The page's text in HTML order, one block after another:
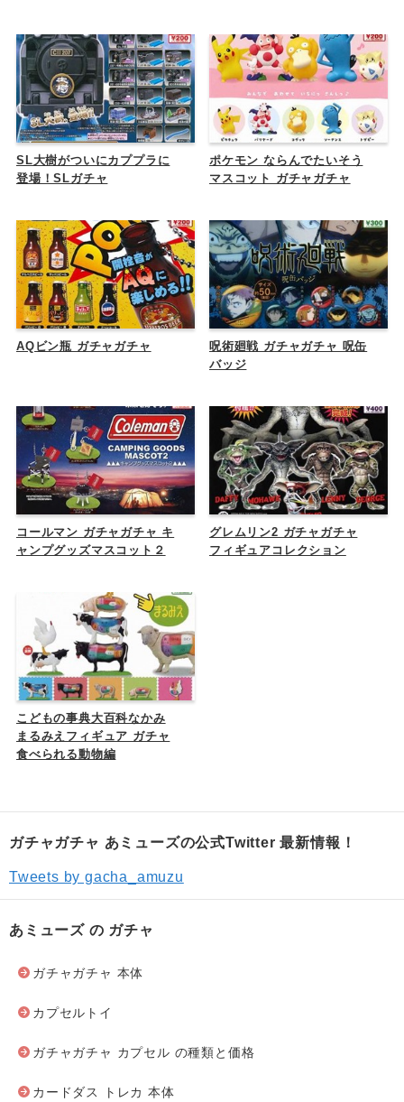
SL大樹がついにカププラに
登場！SLガチャ
ポケモン ならんでたいそう
マスコット ガチャガチャ
AQビン瓶 ガチャガチャ
呪術廻戦 ガチャガチャ 呪缶
バッジ
コールマン ガチャガチャ キ
ャンプグッズマスコット２
グレムリン2 ガチャガチャ
フィギュアコレクション
こどもの事典大百科なかみ
まるみえフィギュア ガチャ
食べられる動物編
ガチャガチャ あミューズの公式Twitter 最新情報！
Tweets by gacha_amuzu
あミューズ の ガチャ
ガチャガチャ 本体
カプセルトイ
ガチャガチャ カプセル の種類と価格
カードダス トレカ 本体